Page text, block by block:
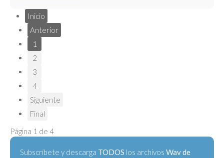
Inicio
Anterior
1
2
3
4
Siguiente
Final
Página 1 de 4
Subscríbete y descarga TODOS los archivos Wav de